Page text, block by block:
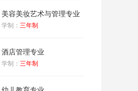
美容美妆艺术与管理专业
学制： 三年制
酒店管理专业
学制： 三年制